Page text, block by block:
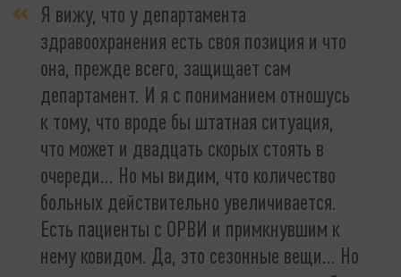
Я вижу, что у департамента
здравоохранения есть своя позиция и что
она, прежде всего, защищает сам
департамент. И я с пониманием отношусь
к тому, что вроде бы штатная ситуация,
что может и двадцать скорых стоять в
очереди… Но мы видим, что количество
больных действительно увеличивается.
Есть пациенты с ОРВИ и примкнувшим к
нему ковидом. Да, это сезонные вещи… Но